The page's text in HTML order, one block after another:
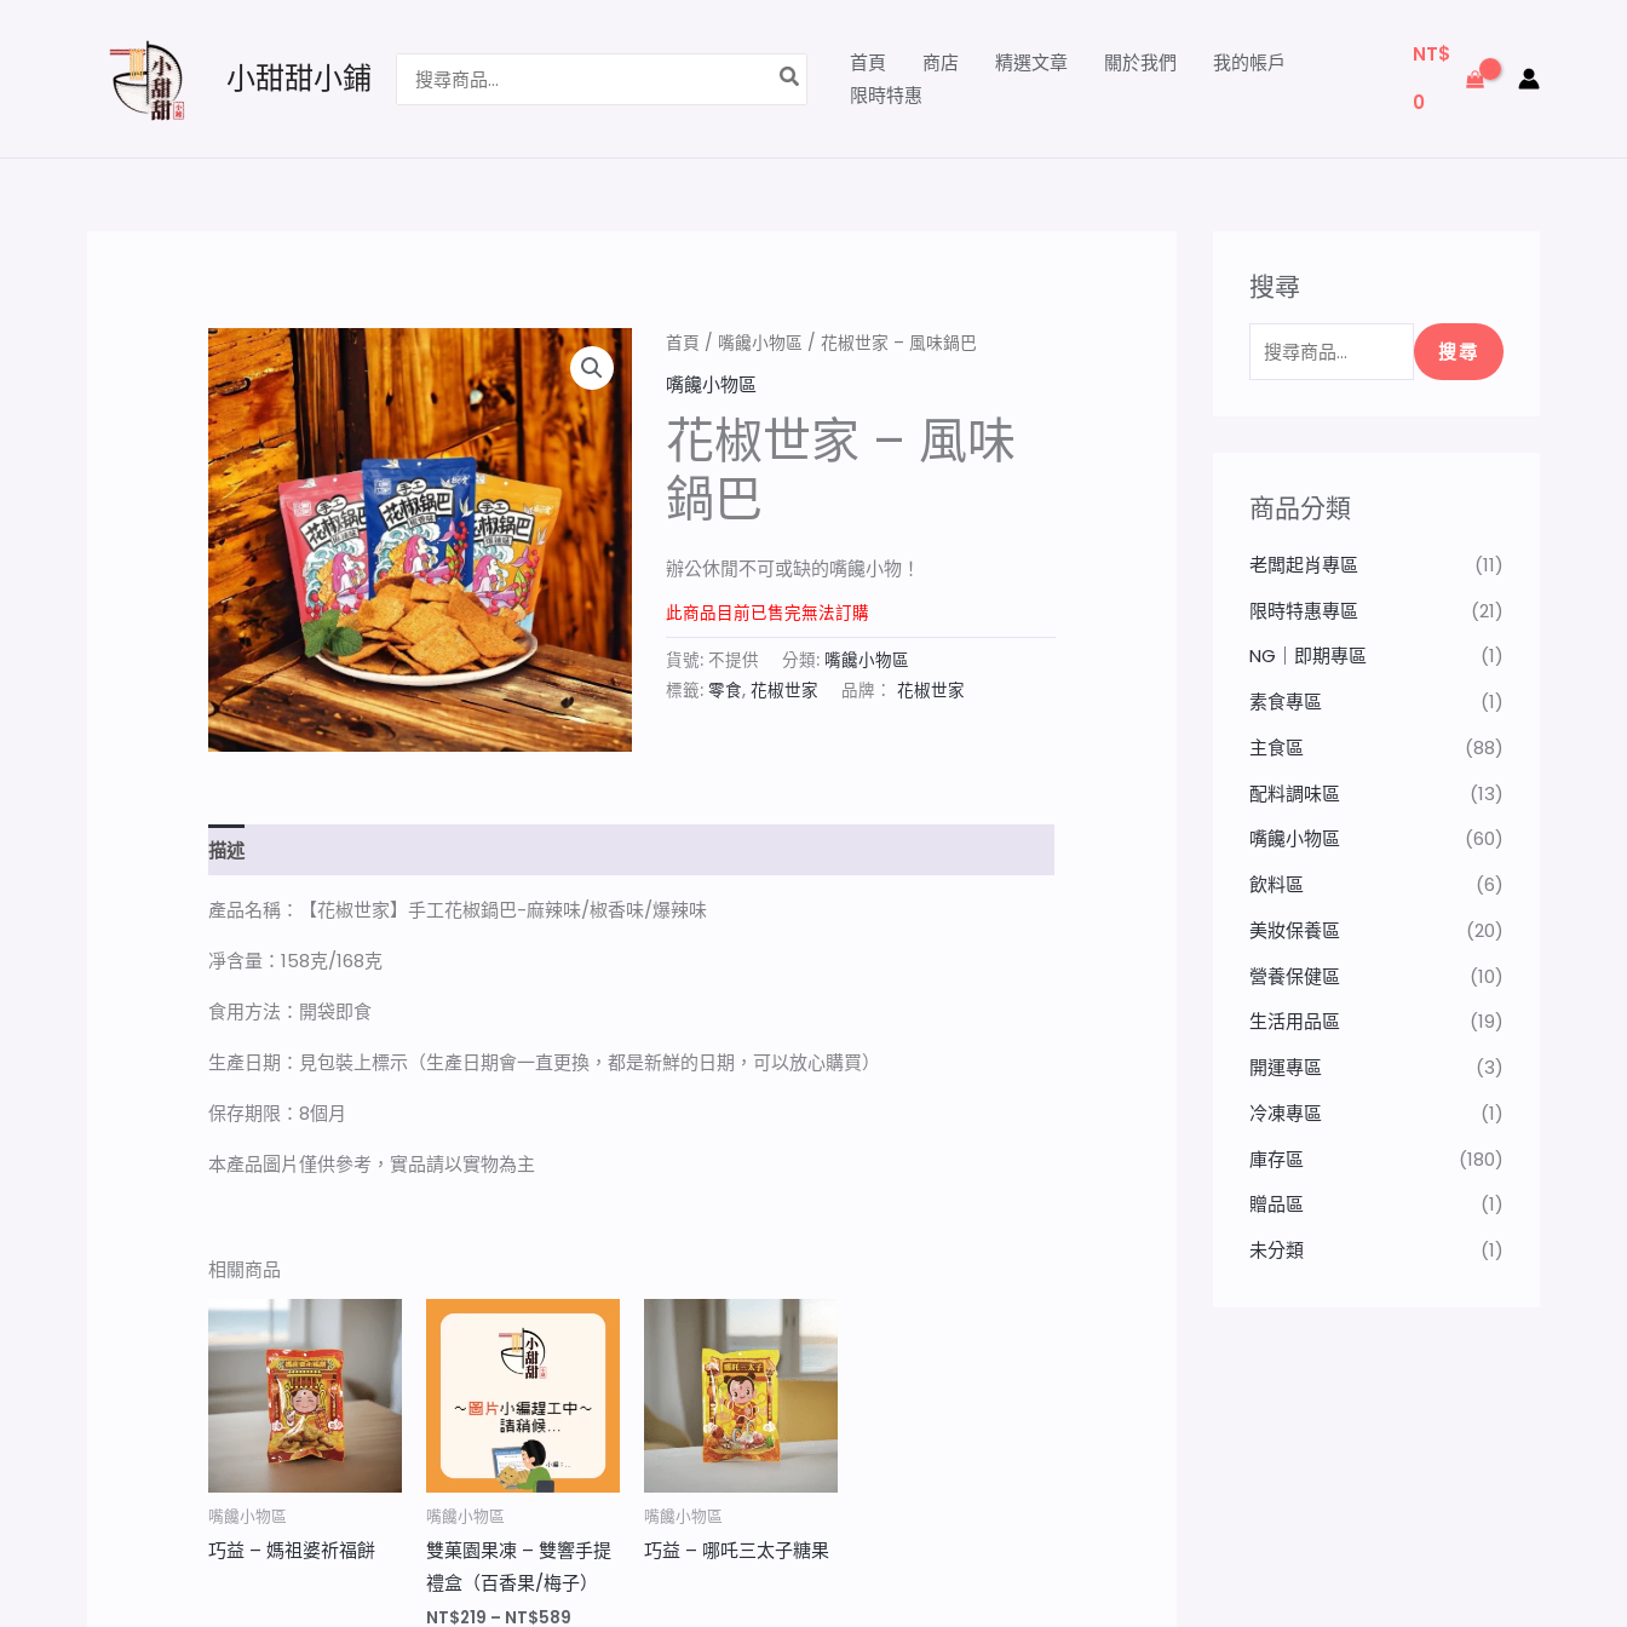
小甜甜小鋪
尋：
首頁 商店 精選文章 關於我們
我的帳戶
限時特惠
NT$
0
首頁 / 嘴饞小物區 / 花椒世家 – 風味鍋巴
嘴饞小物區
花椒世家 – 風味
鍋巴
辦公休閒不可或缺的嘴饞小物！
此商品目前已售完無法訂購
貨號: 不提供 分類: 嘴饞小物區
標籤: 零食, 花椒世家 品牌： 花椒世家
描述
產品名稱：【花椒世家】手工花椒鍋巴-麻辣味/椒香味/爆辣味
凈含量：158克/168克
食用方法：開袋即食
生產日期：見包裝上標示（生產日期會一直更換，都是新鮮的日期，可以放心購買）
保存期限：8個月
本產品圖片僅供參考，實品請以實物為主
相關商品
嘴饞小物區
巧益 – 媽祖婆祈福餅
嘴饞小物區
雙菓園果凍 – 雙響手提
禮盒（百香果/梅子）
NT$219 – NT$589
價
到
嘴饞小物區
巧益 – 哪吒三太子糖果
搜尋
尋
搜尋
商品分類
老闆起肖專區
(11)
限時特惠專區
(21)
NG｜即期專區
(1)
素食專區
(1)
主食區
(88)
配料調味區
(13)
嘴饞小物區
(60)
飲料區
(6)
美妝保養區
(20)
營養保健區
(10)
生活用品區
(19)
開運專區
(3)
冷凍專區
(1)
庫存區
(180)
贈品區
(1)
未分類
(1)